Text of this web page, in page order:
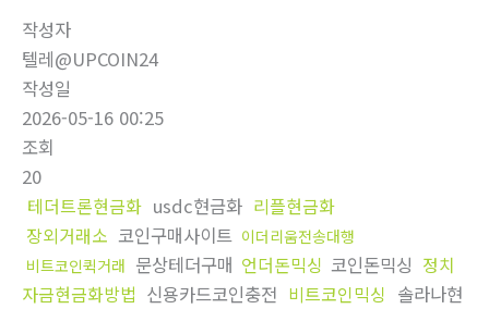
작성자
텔레@UPCOIN24
작성일
2026-05-16 00:25
조회
20
테더트론현금화 usdc현금화 리플현금화
장외거래소 코인구매사이트 이더리움전송대행
비트코인퀵거래 문상테더구매 언더돈믹싱 코인돈믹싱 정치
자금현금화방법 신용카드코인충전 비트코인믹싱 솔라나현